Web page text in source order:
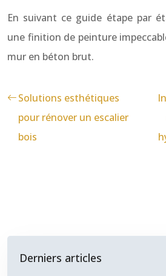
En suivant ce guide étape par
une finition de peinture
mur en béton brut.
Solutions esthétiques
pour rénover un escalier
bois
Derniers articles